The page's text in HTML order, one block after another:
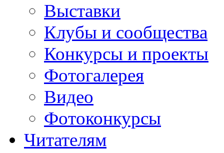
Выставки
Клубы и сообщества
Конкурсы и проекты
Фотогалерея
Видео
Фотоконкурсы
Читателям